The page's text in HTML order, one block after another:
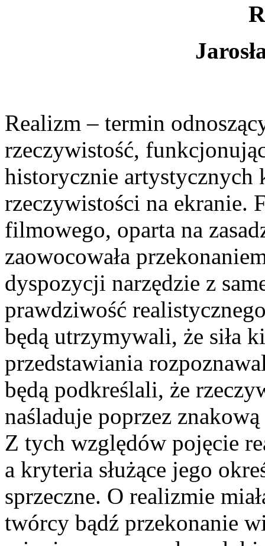
Realizm – termin
rzeczywistość,
historycznie artystycznych
rzeczywistości na ekranie.
filmowego, oparta na
zaowocowała
dyspozycji narzędzie z
prawdziwość
będą utrzymywali, że siła
przedstawiania
będą podkreślali, że
naśladuje poprzez
Z tych względów pojęcie
a kryteria służące jego
sprzeczne. O realizmie
twórcy bądź przekonanie